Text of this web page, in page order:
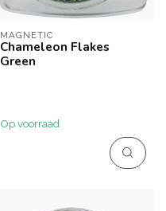
MAGNETIC
Chameleon Flakes
Green
Op voorraad